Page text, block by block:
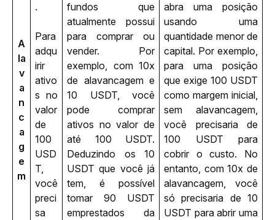
A
la
v
a
n
c
a
g
e
m
.
Para
adqu
irir
ativo
s no
valor
de
100
USD
T,
você
preci
sa
fundos que
atualmente possui
para comprar ou
vender. Por
exemplo, com 10x
de alavancagem e
10 USDT, você
pode comprar
ativos no valor de
até 100 USDT.
Deduzindo os 10
USDT que você já
tem, é possível
tomar 90 USDT
emprestados da
abra uma posição
usando uma
quantidade menor de
capital. Por exemplo,
para uma posição
que exige 100 USDT
como margem inicial,
sem alavancagem,
você precisaria de
100 USDT para
cobrir o custo. No
entanto, com 10x de
alavancagem, você
só precisaria de 10
USDT para abrir uma